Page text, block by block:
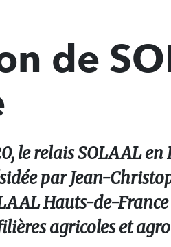
de
le relais SOLAAL
par Jean-
Hauts-de-
agricoles et